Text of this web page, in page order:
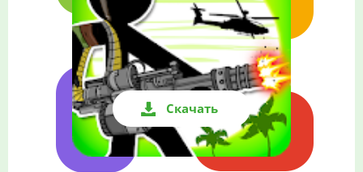
Скачать